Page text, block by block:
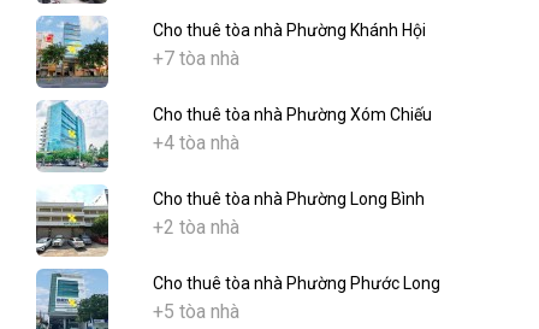
Cho thuê tòa nhà Phường Khánh Hội
+7 tòa nhà
Cho thuê tòa nhà Phường Xóm Chiếu
+4 tòa nhà
Cho thuê tòa nhà Phường Long Bình
+2 tòa nhà
Cho thuê tòa nhà Phường Phước Long
+5 tòa nhà